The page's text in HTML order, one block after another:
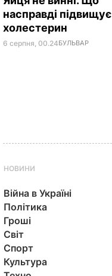
насправді підвищує
холестерин
6 серпня, 00.24БУЛЬВАР
НОВИНИ
Війна в Україні
Політика
Гроші
Світ
Спорт
Культура